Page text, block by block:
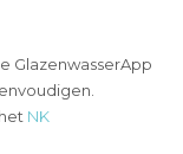
GlazenwasserApp
NK